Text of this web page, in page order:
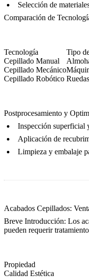
Selección de
Comparación de
Tecnología Tipo
Cepillado Manual
Cepillado Mecánico
Cepillado Robótico
Postprocesamiento y
Inspección superficial
Aplicación de
Limpieza y embalaje
Acabados Cepillados:
Breve Introducción: Los
pueden requerir
Propiedad
Calidad Estética